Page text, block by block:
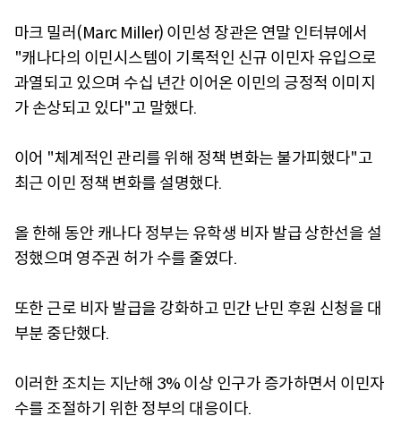
마크 밀러(Marc Miller) 이민성 장관은 연말 인터뷰에서
"캐나다의 이민시스템이 기록적인 신규 이민자 유입으로
과열되고 있으며 수십 년간 이어온 이민의 긍정적 이미지
가 손상되고 있다"고 말했다.
이어 "체계적인 관리를 위해 정책 변화는 불가피했다"고
최근 이민 정책 변화를 설명했다.
올 한해 동안 캐나다 정부는 유학생 비자 발급 상한선을 설
정했으며 영주권 허가 수를 줄였다.
또한 근로 비자 발급을 강화하고 민간 난민 후원 신청을 대
부분 중단했다.
이러한 조치는 지난해 3% 이상 인구가 증가하면서 이민자
수를 조절하기 위한 정부의 대응이다.